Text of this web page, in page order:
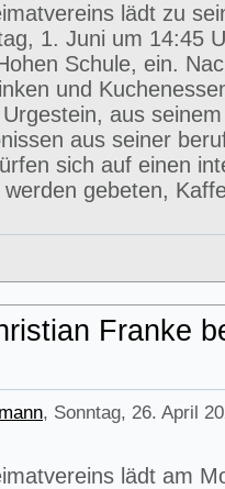
lädt zu
1. Juni um 14:45
Schule, ein.
und
aus
aus seiner
sich auf einen
gebeten,
Franke
, Sonntag, 26. April
lädt am